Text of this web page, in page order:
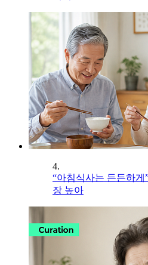
4.
“아침식사는 든든하게
장 높아